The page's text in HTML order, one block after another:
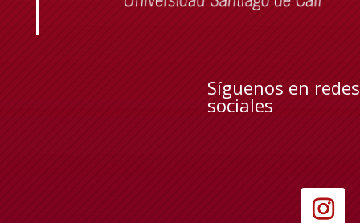
Síguenos en redes
sociales